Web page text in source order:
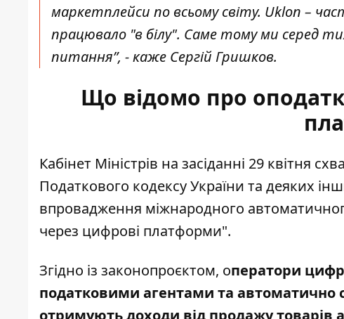
маркетплейси по всьому світу. Uklon –
працювало "в білу". Саме тому ми серед
питання”, - каже Сергій Гришков.
Що відомо про
Кабінет Міністрів на засіданні 29 квітня
Податкового кодексу України та деяких
впровадження міжнародного
через цифрові платформи".
Згідно із законопроєктом, оператори
податковими агентами та автоматично